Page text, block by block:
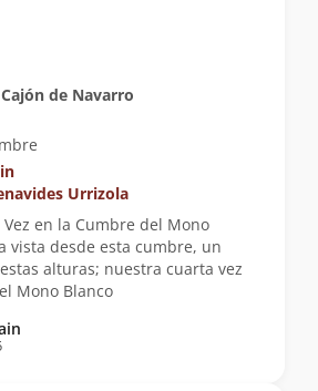
de Navarro
Urrizola
en la Cumbre del Mono
vista desde esta cumbre, un
alturas; nuestra cuarta vez
Mono Blanco